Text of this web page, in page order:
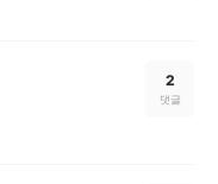
2
댓글